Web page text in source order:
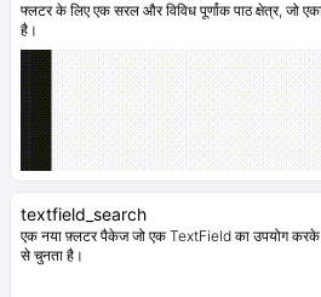
फ्लटर के लिए एक सरल और विविध पूर्णांक पाठ क्षेत्र, जो
है।
textfield_search
एक नया फ़्लटर पैकेज जो एक TextField का उपयोग
से चुनता है।